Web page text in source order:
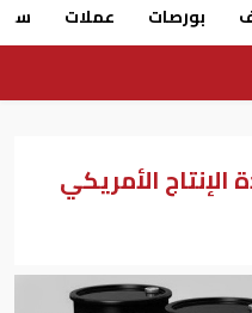
بورصات عملات
الأمريكي